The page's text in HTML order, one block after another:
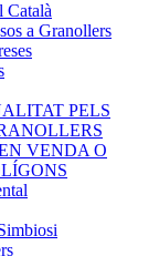
Català
a Granollers
PELS
VENDA O